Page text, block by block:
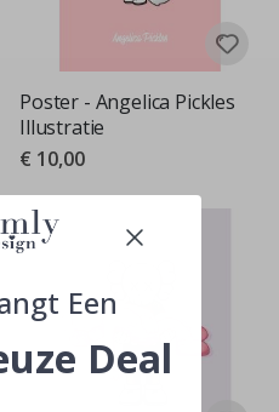
Poster - Angelica Pickles
Illustratie
€ 10,00
Een
Deal